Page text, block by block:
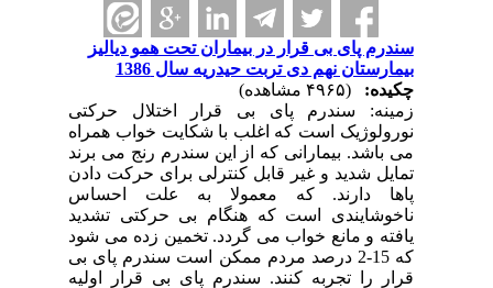
سندرم پای بی قرار در بیماران تحت همو دیالیز
بیمارستان نهم دی تربت حیدریه سال 1386
چکیده:
زمینه: سندرم پای بی قرار اختلال حرکتی
نورولوژیک است که اغلب با شکایت خواب همراه
می باشد. بیمارانی که از این سندرم رنج می برند
تمایل شدید و غیر قابل کنترلی برای حرکت دادن
پاها دارند. که معمولا به علت احساس
ناخوشایندی است که هنگام بی حرکتی تشدید
یافته و مانع خواب می گردد. تخمین زده می شود
که 15-2 درصد مردم ممکن است سندرم پای بی
قرار را تجربه کنند. سندرم پای بی قرار اولیه